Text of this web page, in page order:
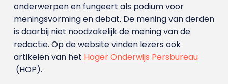
onderwerpen en fungeert als podium voor
meningsvorming en debat. De mening van derden
is daarbij niet noodzakelijk de mening van de
redactie. Op de website vinden lezers ook
artikelen van het Hoger Onderwijs Persbureau
(HOP).